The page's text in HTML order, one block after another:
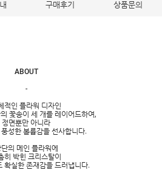
구매후기 상품문의
ABOUT
-
적인 플라워 디자인
꽃송이 세 개를 레이어드하여,
정면뿐만 아니라
성한 볼륨감을 선사합니다.
의 메인 플라워에
히 박힌 크리스탈이
확실한 존재감을 드러냅니다.